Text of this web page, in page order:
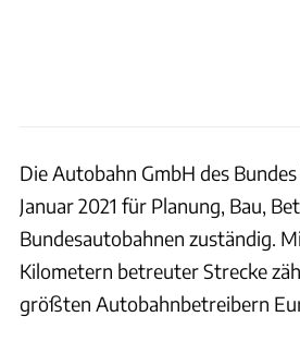
Die Autobahn GmbH des
Januar 2021 für Planung, Bau,
Bundesautobahnen zuständig.
Kilometern betreuter Strecke
größten Autobahnbetreibern